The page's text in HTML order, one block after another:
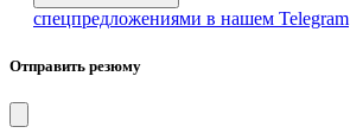
спецпредложениями в нашем Telegram
Отправить резюму